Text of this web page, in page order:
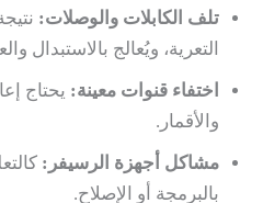
تلف الكابلات والوصلات:
التعرية، ويُعالج بالاستبدال
اختفاء قنوات معينة: يحتاج
والأقمار.
مشاكل أجهزة الرسيفر:
بالبرمجة أو الإصلاح.